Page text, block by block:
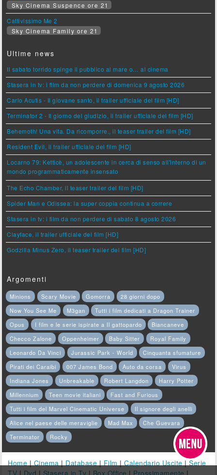
Sky Cinema Suspence ore 21
Cattivissimo Me 2
Sky Cinema Family ore 21
Ultime news
Il sabato torrido spinge il pubblico al mare o… al cinema
Stasera in tv: i film da non perdere di domenica 9 agosto 2026
Carlo Acutis - Il giovane santo, il trailer ufficiale del film [HD]
Terminator 2 - Il giorno del giudizio, il trailer ufficiale del film [HD]
Behemoth! Una vita. Da ricomporre., il teaser trailer del film [HD]
Resident Evil, il trailer ufficiale del film [HD]
Locarno 79: Ketticè, un adolescente in cerca di senso all'interno di un
mondo programmaticamente insensato
The Echo Chamber, il teaser trailer del film [HD]
Spider Man e Odissea: la super coppia continua a correre
Stasera in tv: i film da non perdere di sabato 8 agosto 2026
Clayface, il trailer ufficiale del film [HD]
Godzilla Minus Zero, il teaser trailer del film [HD]
Argomenti
Minions Scary Movie Gomorra
28 giorni dopo
Now You See Me
M3gan
Tutti i film dedicati a Dragon Trainer
Opus
I film e le serie ispirate a Il gattopardo
Biancaneve
Checco Zalone
Oppenheimer Baby Sitter
Royal Family
Leonardo Da Vinci
Jurassic Park - World
Cinquanta sfumature
Pirati dei Caraibi
007 James Bond Auto da corsa
Virus
Indiana Jones
Unbreakable Robert Langdon
Harry Potter
Millennium
Teen movie italiani
Fast and Furious
Tutti i film del Marvel Cinematic Universe
Il signore degli anelli
Alice nel paese delle meraviglie
Mad Max
Che Guevara
Terminator
Rocky
Home | Cinema | Database | Film |Calendario Uscite |Serie
TV | Dvd | Stasera in Tv | Box Office | Prossimamente |